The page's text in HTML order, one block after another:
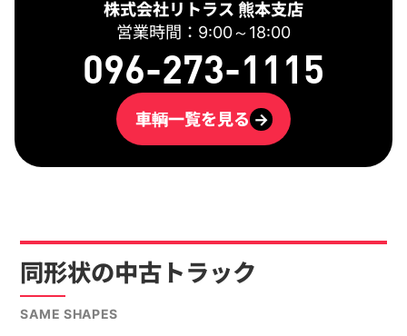
株式会社リトラス 熊本支店
営業時間：9:00～18:00
096-273-1115
車輌一覧を見る →
同形状の中古トラック
SAME SHAPES